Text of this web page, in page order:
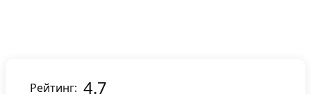
Рейтинг: 4.7